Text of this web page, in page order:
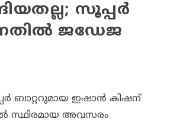
സൂപ്പര്‍
ജഡേജ
ബാറ്ററുമായ ഇഷാന്‍ കിഷന്
സ്ഥിരമായ അവസരം